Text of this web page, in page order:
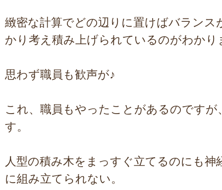
緻密な計算でどの辺りに置けばバランス
かり考え積み上げられているのがわかり
思わず職員も歓声が♪
これ、職員もやったことがあるのですが
す。
人型の積み木をまっすぐ立てるのにも神
に組み立てられない。